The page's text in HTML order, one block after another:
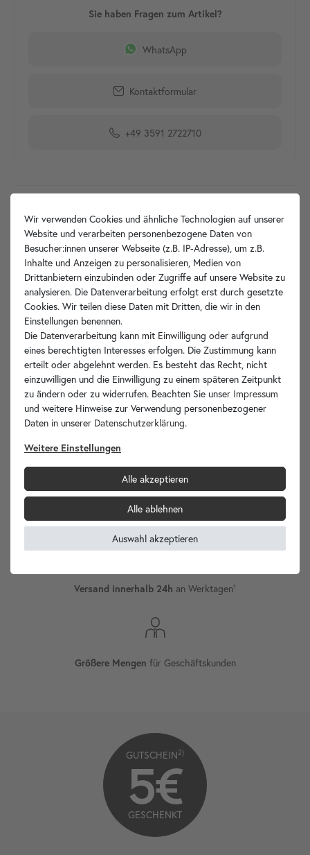
WhatsApp
Kontaktformular
+49 3591 2722710
Artikelbeschreibung
Hersteller-Info
Ihre Vorteile
wohnfreuden.de -
Ihr Spezialist für Waschbecken Unikate!
InternationalerVersand
Versand innerhalb 24h an Werktagen¹
Größere Mengen für Geschäftskunden
GUTSCHEIN2)
5€
GESCHENKT
Wir verwenden Cookies und ähnliche Technologien auf unserer
Website und verarbeiten personenbezogene Daten von
Besucher:innen unserer Webseite (z.B. IP-Adresse), um z.B.
Inhalte und Anzeigen zu personalisieren, Medien von
Drittanbietern einzubinden oder Zugriffe auf unsere Website zu
analysieren. Die Datenverarbeitung erfolgt erst durch gesetzte
Cookies. Wir teilen diese Daten mit Dritten, die wir in den
Einstellungen benennen.
Die Datenverarbeitung kann mit Einwilligung oder aufgrund
eines berechtigten Interesses erfolgen. Die Zustimmung kann
erteilt oder abgelehnt werden. Es besteht das Recht, nicht
einzuwilligen und die Einwilligung zu einem späteren Zeitpunkt
zu ändern oder zu widerrufen. Beachten Sie unser Impressum
und weitere Hinweise zur Verwendung personenbezogener
Daten in unserer Daten­schutz­erklärung.
Weitere Einstellungen
Alle akzeptieren
Alle ablehnen
Auswahl akzeptieren